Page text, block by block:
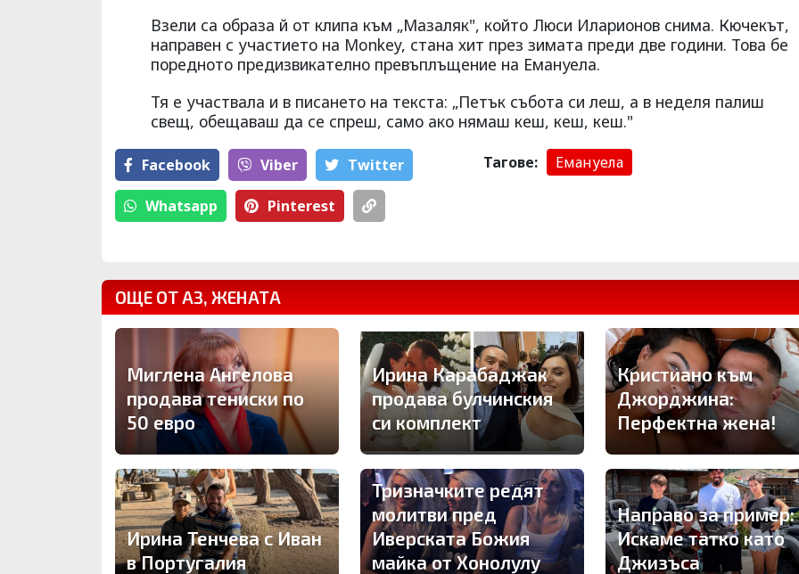
Взели са образа й от клипа към „Мазаляк", който Люси Иларионов снима. Кючекът,
направен с участието на Monkey, стана хит през зимата преди две години. Това бе
поредното предизвикателно превъплъщение на Емануела.
Тя е участвала и в писането на текста: „Петък събота си леш, а в неделя палиш
свещ, обещаваш да се спреш, само ако нямаш кеш, кеш, кеш."
Facebook Viber Тwitter
Whatsapp Pinterest
Тагове: Емануела
ОЩЕ ОТ АЗ, ЖЕНАТА
Миглена Ангелова
продава тениски по
50 евро
Ирина Карабаджак
продава булчинския
си комплект
Кристиано към
Джорджина:
Перфектна жена!
Ирина Тенчева с Иван
в Португалия
Тризначките редят
молитви пред
Иверската Божия
майка от Хонолулу
Направо за пример:
Искаме татко като
Джизъса